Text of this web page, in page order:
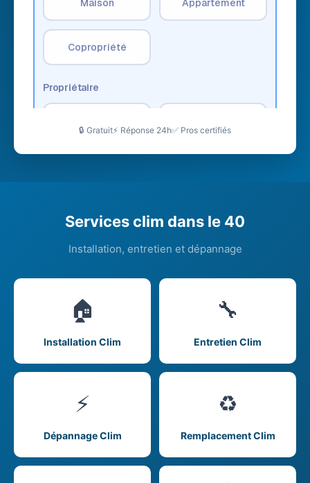
🔒 Gratuit⚡ Réponse 24h✅ Pros certifiés
Services clim dans le 40
Installation, entretien et dépannage
🏠
Installation Clim
🔧
Entretien Clim
⚡
Dépannage Clim
♻️
Remplacement Clim